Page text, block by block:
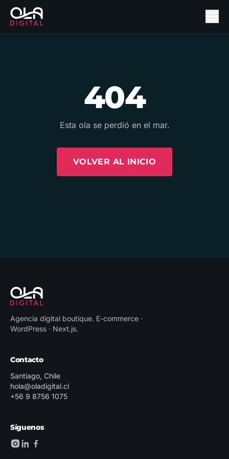
404
Esta ola se perdió en el mar.
VOLVER AL INICIO
Agencia digital boutique. E-commerce ·
WordPress · Next.js.
Contacto
Santiago, Chile
hola@oladigital.cl
+56 9 8756 1075
Síguenos